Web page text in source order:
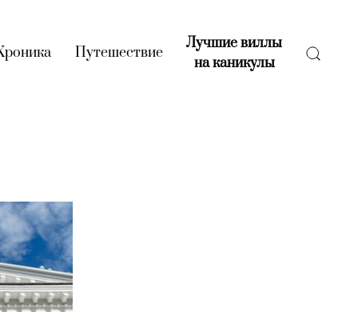
(current)
Путешествие(current)
Лучшие виллы
на каникулы(current)